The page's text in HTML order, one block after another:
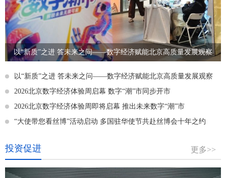
以“新质”之进 答未来之问——数字经济赋能北京高质量发展观察
以“新质”之进 答未来之问——数字经济赋能北京高质量发展观察
2026北京数字经济体验周启幕 数字“潮”市同步开市
2026北京数字经济体验周即将启幕 推出未来数字“潮”市
“大使带您看丝博”活动启动 多国驻华使节共赴丝博会十年之约
投资促进 更多>>